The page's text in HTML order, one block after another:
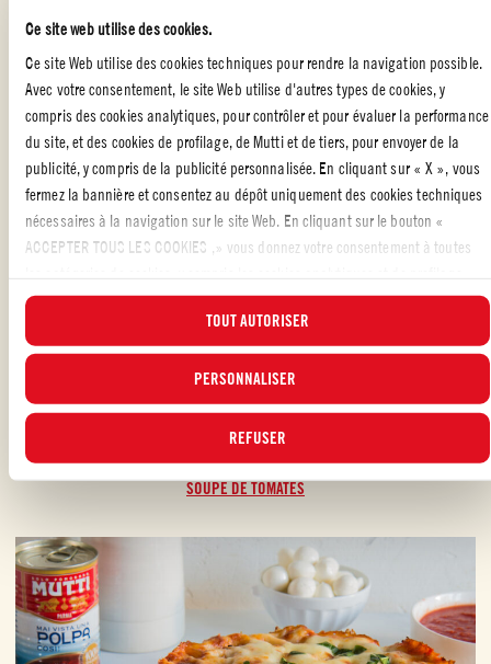
Ce site web utilise des cookies.
Ce site Web utilise des cookies techniques pour rendre la navigation possible.
Avec votre consentement, le site Web utilise d'autres types de cookies, y
compris des cookies analytiques, pour contrôler et pour évaluer la performance
du site, et des cookies de profilage, de Mutti et de tiers, pour envoyer de la
publicité, y compris de la publicité personnalisée. En cliquant sur « X », vous
fermez la bannière et consentez au dépôt uniquement des cookies techniques
nécessaires à la navigation sur le site Web. En cliquant sur le bouton «
ACCEPTER TOUS LES COOKIES ,» vous donnez votre consentement à toutes
Vous pouvez à tout moment choisir les cookies auxquels vous souhaitez donner
votre consentement et consulter la liste actualisée des cookies en cliquant sur
le bouton « GÉRER ». Pour plus d'informations, veuillez lire notrePolitique
TOUT AUTORISER
PERSONNALISER
REFUSER
Piochez parmi nos idées de recettes
hivernales avec les produits Mutti
SOUPE DE TOMATES